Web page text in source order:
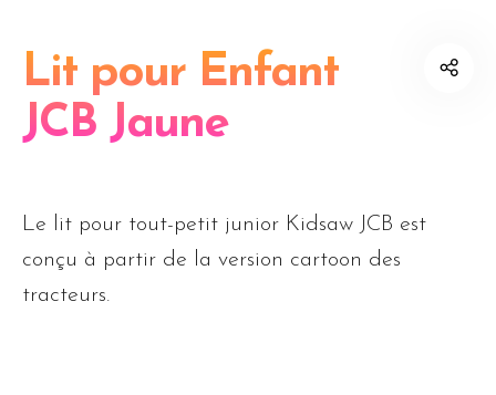
Lit pour Enfant
JCB Jaune
Le lit pour tout-petit junior Kidsaw JCB est
conçu à partir de la version cartoon des
tracteurs.